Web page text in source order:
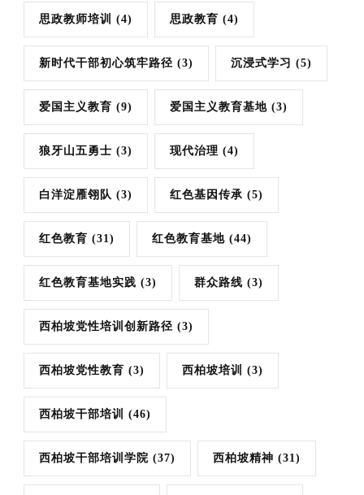
思政教师培训 (4) 思政教育 (4)
新时代干部初心筑牢路径 (3) 沉浸式学习 (5)
爱国主义教育 (9) 爱国主义教育基地 (3)
狼牙山五勇士 (3) 现代治理 (4)
白洋淀雁翎队 (3) 红色基因传承 (5)
红色教育 (31) 红色教育基地 (44)
红色教育基地实践 (3) 群众路线 (3)
西柏坡党性培训创新路径 (3)
西柏坡党性教育 (3) 西柏坡培训 (3)
西柏坡干部培训 (46)
西柏坡干部培训学院 (37) 西柏坡精神 (31)